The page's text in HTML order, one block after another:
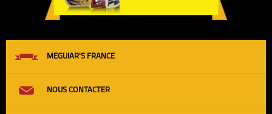
MEGUIAR'S FRANCE
NOUS CONTACTER